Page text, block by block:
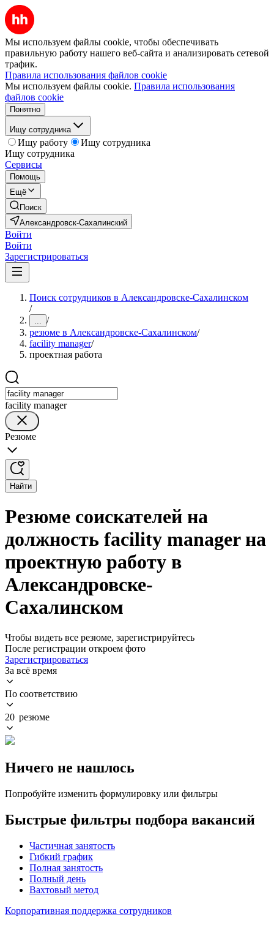
Мы используем файлы cookie, чтобы обеспечивать
правильную работу нашего веб-сайта и анализировать сетевой
трафик.
Правила использования файлов cookie
Мы используем файлы cookie. Правила использования
файлов cookie
Понятно
Ищу сотрудника
Ищу работу
Ищу сотрудника
Ищу сотрудника
Сервисы
Помощь
Ещё
Поиск
Александровск-Сахалинский
Войти
Войти
Зарегистрироваться
Поиск сотрудников в Александровске-Сахалинском
/
... /
резюме в Александровске-Сахалинском/
facility manager/
проектная работа
facility manager
Резюме
Найти
Резюме соискателей на
должность facility manager на
проектную работу в
Александровске-
Сахалинском
Чтобы видеть все резюме, зарегистрируйтесь
После регистрации откроем фото
Зарегистрироваться
За всё время
По соответствию
20 резюме
Ничего не нашлось
Попробуйте изменить формулировку или фильтры
Быстрые фильтры подбора вакансий
Частичная занятость
Гибкий график
Полная занятость
Полный день
Вахтовый метод
Корпоративная поддержка сотрудников